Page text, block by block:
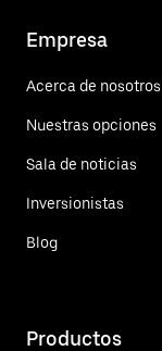
Empresa
Acerca de nosotros
Nuestras opciones
Sala de noticias
Inversionistas
Blog
Productos